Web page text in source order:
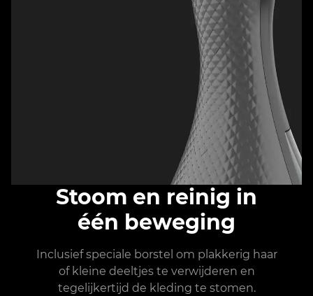
Stoom en reinig in
één beweging
Inclusief speciale borstel om plakkerig haar
of kleine deeltjes te verwijderen en
tegelijkertijd de kleding te stomen.